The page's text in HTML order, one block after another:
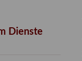
für Erwachsene
Dienste